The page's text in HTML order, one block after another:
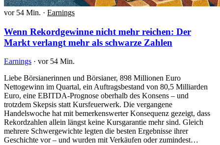
vor 54 Min. · Earnings
Wenn Rekordgewinne nicht mehr reichen: Der
Markt verlangt mehr als schwarze Zahlen
Earnings · vor 54 Min.
Liebe Börsianerinnen und Börsianer, 898 Millionen Euro
Nettogewinn im Quartal, ein Auftragsbestand von 80,5 Milliarden
Euro, eine EBITDA-Prognose oberhalb des Konsens – und
trotzdem Skepsis statt Kursfeuerwerk. Die vergangene
Handelswoche hat mit bemerkenswerter Konsequenz gezeigt, dass
Rekordzahlen allein längst keine Kursgarantie mehr sind. Gleich
mehrere Schwergewichte legten die besten Ergebnisse ihrer
Geschichte vor – und wurden mit Verkäufen oder zumindest…